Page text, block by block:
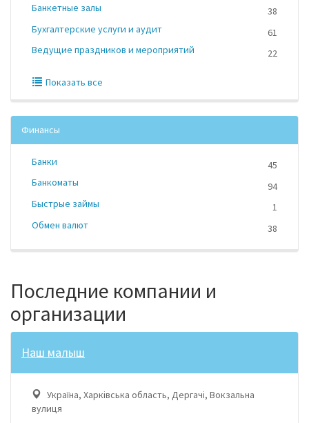
Банкетные залы
38
Бухгалтерские услуги и аудит
61
Ведущие праздников и мероприятий
22
Показать все
Финансы
Банки
45
Банкоматы
94
Быстрые займы
1
Обмен валют
38
Последние компании и
организации
Наш малыш
Україна, Харківська область, Дергачі, Вокзальна
вулиця